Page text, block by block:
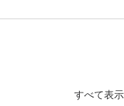
すべて表示